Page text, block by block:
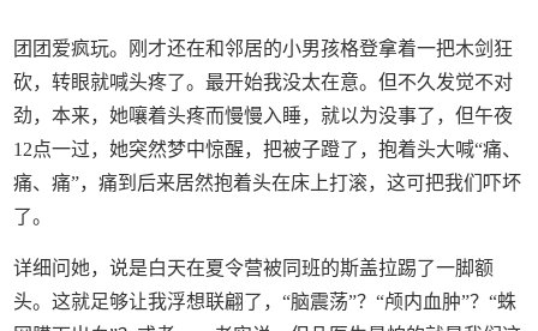
团团爱疯玩。刚才还在和邻居的小男孩格登拿着一把木剑狂
砍，转眼就喊头疼了。最开始我没太在意。但不久发觉不对
劲，本来，她嚷着头疼而慢慢入睡，就以为没事了，但午夜
12点一过，她突然梦中惊醒，把被子蹬了，抱着头大喊“痛、
痛、痛”，痛到后来居然抱着头在床上打滚，这可把我们吓坏
了。
详细问她，说是白天在夏令营被同班的斯盖拉踢了一脚额
头。这就足够让我浮想联翩了，“脑震荡”？“颅内血肿”？“蛛